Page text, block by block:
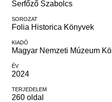
Serfőző Szabolcs
SOROZAT
Folia Historica Könyvek
KIADÓ
Magyar Nemzeti Múzeum
ÉV
2024
TERJEDELEM
260 oldal